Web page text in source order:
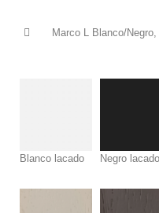
Marco L Blanco/
Blanco lacado Negro lacado